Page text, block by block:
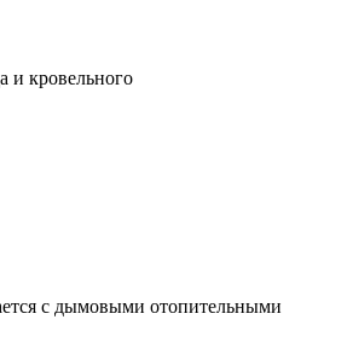
и кровельного
с дымовыми отопительными